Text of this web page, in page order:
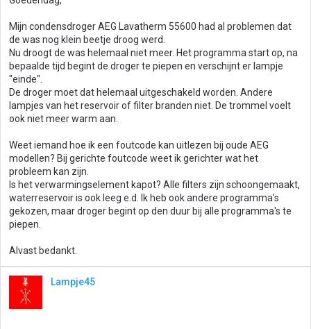
Mijn condensdroger AEG Lavatherm 55600 had al problemen dat
de was nog klein beetje droog werd.
Nu droogt de was helemaal niet meer. Het programma start op, na
bepaalde tijd begint de droger te piepen en verschijnt er lampje
"einde".
De droger moet dat helemaal uitgeschakeld worden. Andere
lampjes van het reservoir of filter branden niet. De trommel voelt
ook niet meer warm aan.
Weet iemand hoe ik een foutcode kan uitlezen bij oude AEG
modellen? Bij gerichte foutcode weet ik gerichter wat het
probleem kan zijn.
Is het verwarmingselement kapot? Alle filters zijn schoongemaakt,
waterreservoir is ook leeg e.d. Ik heb ook andere programma's
gekozen, maar droger begint op den duur bij alle programma's te
piepen.
Alvast bedankt.
Lampje45